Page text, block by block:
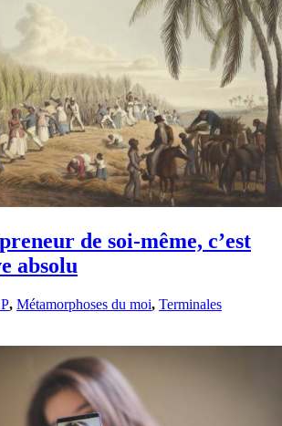
de soi-même, c’est
absolu
, Métamorphoses du moi, Terminales